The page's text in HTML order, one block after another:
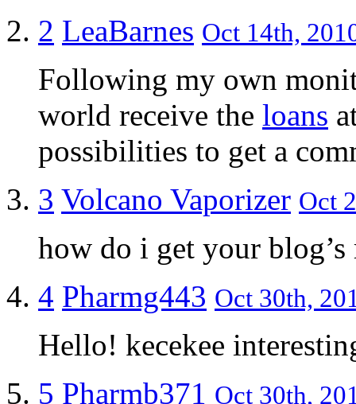
2 LeaBarnes Oct 14th,
Following my own
world receive the loans
possibilities to get a
3 Volcano Vaporizer Oct
how do i get your blog’s
4 Pharmg443 Oct 30th,
Hello! kecekee
5 Pharmb371 Oct 30th,